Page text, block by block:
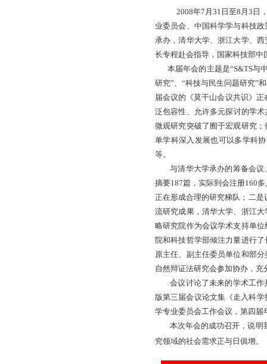
2008年7月31日至8月3日
业委员会、中国科学学与科技
承办，清华大学、浙江大学、
长专程赴会指导，国家科技部
本届年会的主题是“S&TS与中
研究”、“科技与民生问题研究”
届会议的《莫干山会议共识》
泛包容性、允许多元探讨的学
微观研究突破了囿于宏观研究
单学科深入发展也可以多学科
等。
与清华大学承办的筹备会议
摘要187篇，实际到会注册160
正在形成合理的研究梯队；二
流研究成果，清华大学、浙江
略研究院作为会议学术支持单
院和科技哲学部倾注力量进行
原主任、副主任委员单位和部
自然辩证法研究会参加协办，
会议讨论了未来的学术工作
版第三届会议论文集《走入科
学专业委员会工作会议，第四
本次年会的成功召开，说明我
究领域的社会需求正与日俱增。